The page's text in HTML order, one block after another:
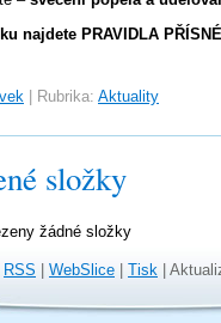
najdete PRAVIDLA
Rubrika: Aktuality
složky
žádné složky
RSS WebSlice Tisk